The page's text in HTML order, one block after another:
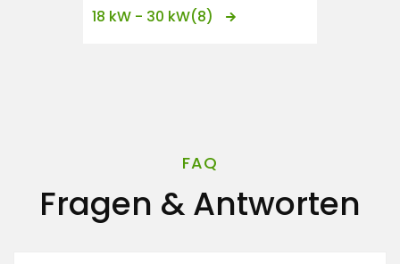
18 kW - 30 kW(8)
FAQ
Fragen & Antworten